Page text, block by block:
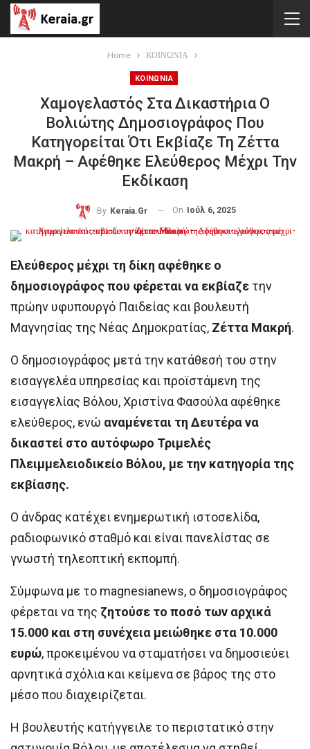
Home ΚΟΙΝΩΝΙΑ
ΚΟΙΝΩΝΙΑ
Χαμογελαστός Στα Δικαστήρια Ο
Βολιώτης Δημοσιογράφος Που
Κατηγορείται Ότι Εκβίαζε Τη Ζέττα
Μακρή – Αφέθηκε Ελεύθερος Μέχρι Την
Εκδίκαση
By Keraia.gr On Ιούλ 6, 2025
Ελεύθερος μέχρι τη δίκη αφέθηκε ο
δημοσιογράφος που φέρεται να εκβίαζε την
πρώην υφυπουργό Παιδείας και βουλευτή
Μαγνησίας της Νέας Δημοκρατίας, Ζέττα Μακρή.
Ο δημοσιογράφος μετά την κατάθεσή του στην
εισαγγελέα υπηρεσίας και προϊστάμενη της
εισαγγελίας Βόλου, Χριστίνα Φασούλα αφέθηκε
ελεύθερος, ενώ αναμένεται τη Δευτέρα να
δικαστεί στο αυτόφωρο Τριμελές
Πλειμμελειοδικείο Βόλου, με την κατηγορία της
εκβίασης.
Ο άνδρας κατέχει ενημερωτική ιστοσελίδα,
ραδιοφωνικό σταθμό και είναι πανελίστας σε
γνωστή τηλεοπτική εκπομπή.
Σύμφωνα με το magnesianews, ο δημοσιογράφος
φέρεται να της ζητούσε το ποσό των αρχικά
15.000 και στη συνέχεια μειώθηκε στα 10.000
ευρώ, προκειμένου να σταματήσει να δημοσιεύει
αρνητικά σχόλια και κείμενα σε βάρος της στο
μέσο που διαχειρίζεται.
Η βουλευτής κατήγγειλε το περιστατικό στην